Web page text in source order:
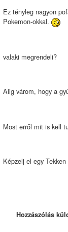
Ez tényleg nagyon
Pokemon-okkal.
valaki megrendeli?
Alig várom, hogy a
Most erről mit is kell
Képzelj el egy
Hozzászólás